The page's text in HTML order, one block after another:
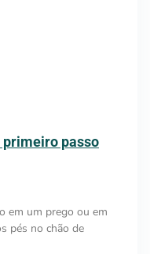
primeiro passo
em um prego ou em
pés no chão de